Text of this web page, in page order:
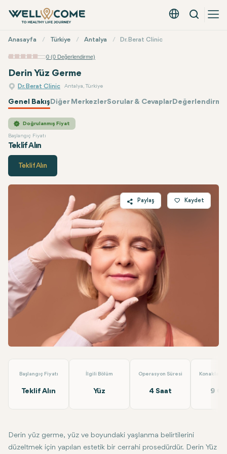
Türkçe - EUR
Arama
Menü
Anasayfa Türkiye Antalya Dr. Berat Clinic
0 (0 Değerlendirme)
Derin Yüz Germe
Dr. Berat Clinic Antalya, Türkiye
Genel BakışDiğer MerkezlerSorular & Cevaplar
Doğrulanmış Fiyat
Başlangıç Fiyatı
Teklif Alın
Dr. Berat ClinicFiyatı
Teklif Alın
Paylaş
Twitter
Facebook
WhatsApp
Telegram
E-posta
Kaydet
Başlangıç Fiyatı
Teklif Alın
İlgili Bölüm
Yüz
Operasyon Süresi
4 Saat 9
Derin yüz germe, yüz ve boyundaki yaşlanma belirtilerini
düzeltmek için yapılan estetik bir cerrahi prosedürdür. Derin Yüz